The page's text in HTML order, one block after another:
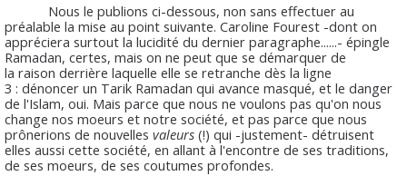
Nous le publions ci-dessous, non sans effectuer au
préalable la mise au point suivante. Caroline Fourest -dont on
appréciera surtout la lucidité du dernier paragraphe......- épingle
Ramadan, certes, mais on ne peut que se démarquer de
la raison derrière laquelle elle se retranche dès la ligne
3 : dénoncer un Tarik Ramadan qui avance masqué, et le danger
de l'Islam, oui. Mais parce que nous ne voulons pas qu'on nous
change nos moeurs et notre société, et pas parce que nous
prônerions de nouvelles valeurs (!) qui -justement- détruisent
elles aussi cette société, en allant à l'encontre de ses traditions,
de ses moeurs, de ses coutumes profondes.